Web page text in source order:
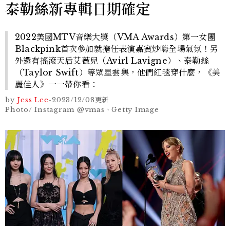
泰勒絲新專輯日期確定
2022美國MTV音樂大獎（VMA Awards）第一女團
Blackpink首次參加就擔任表演嘉賓炒嗨全場氣氛！另
外還有搖滾天后艾薇兒（Avirl Lavigne）、泰勒絲
（Taylor Swift）等眾星雲集，他們紅毯穿什麼，《美
麗佳人》一一帶你看：
by Jess Lee-2023/12/08更新
Photo/ Instagram @vmas、Getty Image